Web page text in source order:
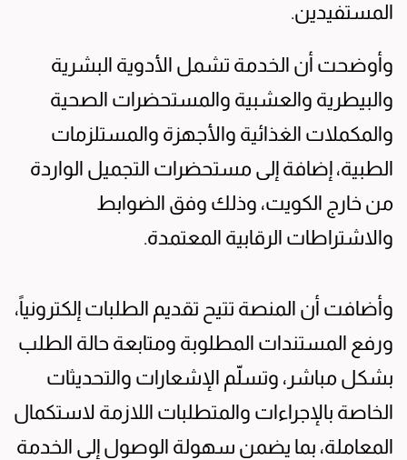
المستفيدين.
وأوضحت أن الخدمة تشمل الأدوية البشرية
والبيطرية والعشبية والمستحضرات الصحية
والمكملات الغذائية والأجهزة والمستلزمات
الطبية، إضافة إلى مستحضرات التجميل الواردة
من خارج الكويت، وذلك وفق الضوابط
والاشتراطات الرقابية المعتمدة.
وأضافت أن المنصة تتيح تقديم الطلبات إلكترونياً،
ورفع المستندات المطلوبة ومتابعة حالة الطلب
بشكل مباشر، وتسلّم الإشعارات والتحديثات
الخاصة بالإجراءات والمتطلبات اللازمة لاستكمال
المعاملة، بما يضمن سهولة الوصول إلى الخدمة